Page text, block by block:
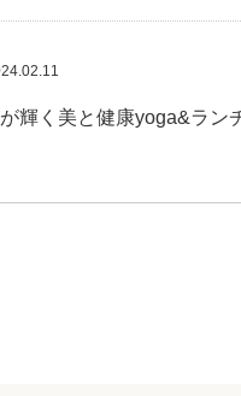
輝く美と健康yoga&ラ